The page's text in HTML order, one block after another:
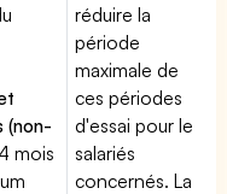
(non-
4 mois
réduire la
période
maximale de
ces périodes
d'essai pour les
salariés
concernés. La